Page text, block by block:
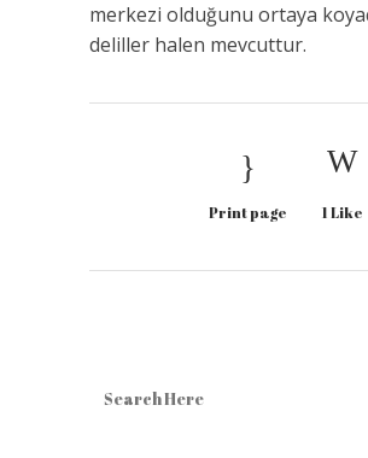
merkezi olduğunu ortaya
deliller halen mevcuttur.
Print page 1Like